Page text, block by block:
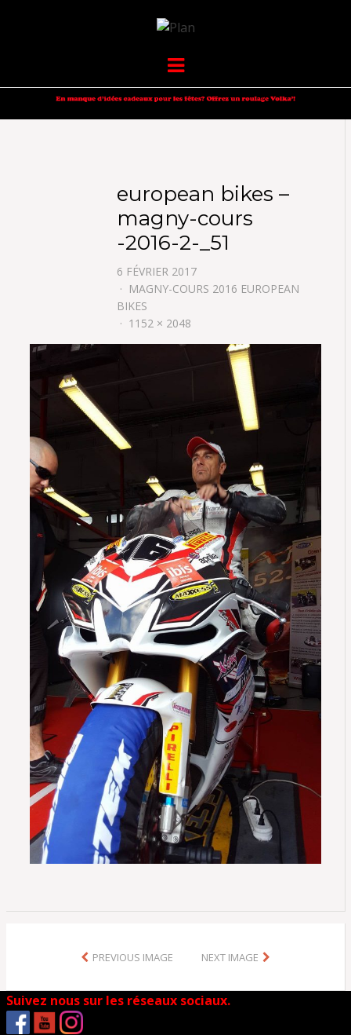
VOLKANIK-
ENDURANCE
Menu
european bikes –
magny-cours
-2016-2-_51
6 FÉVRIER 2017
MAGNY-COURS 2016 EUROPEAN
BIKES
1152 × 2048
PREVIOUS IMAGE NEXT IMAGE
Suivez nous sur les réseaux sociaux.